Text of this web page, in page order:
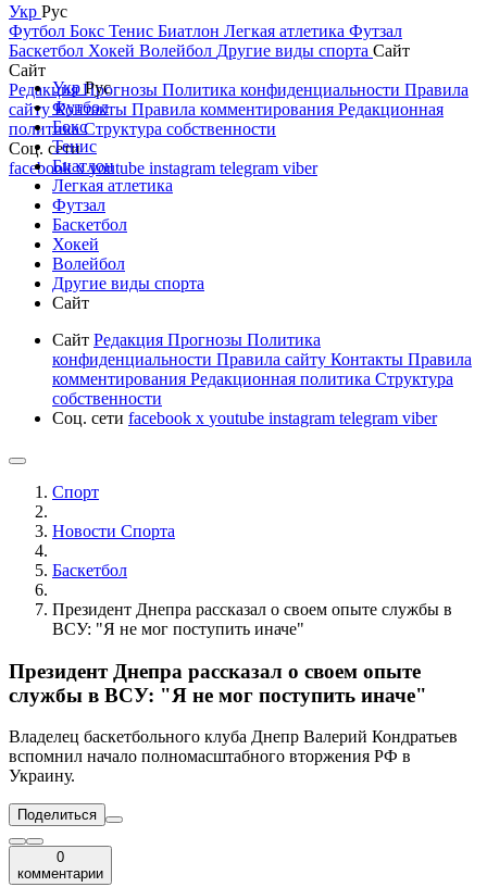
Укр Рус
Футбол Бокс Тенис Биатлон Легкая атлетика Футзал
Баскетбол Хокей Волейбол Другие виды спорта Сайт
Сайт
РедакцияПрогнозы Политика конфиденциальности Правила
сайтуКонтакты Правила комментирования Редакционная
политикаСтруктура собственности
Соц. сети
facebookxyoutube instagram telegram viber
УкрРус
Футбол
Бокс
Тенис
Биатлон
Легкая атлетика
Футзал
Баскетбол
Хокей
Волейбол
Другие виды спорта
Сайт
Сайт Редакция Прогнозы Политика
конфиденциальности Правила сайту Контакты Правила
комментирования Редакционная политика Структура
собственности
Соц. сети facebook x youtube instagram telegram viber
Спорт
Новости Cпорта
Баскетбол
Президент Днепра рассказал о своем опыте службы в
ВСУ: "Я не мог поступить иначе"
Президент Днепра рассказал о своем опыте
службы в ВСУ: "Я не мог поступить иначе"
Владелец баскетбольного клуба Днепр Валерий Кондратьев
вспомнил начало полномасштабного вторжения РФ в
Украину.
Поделиться
0
комментарии